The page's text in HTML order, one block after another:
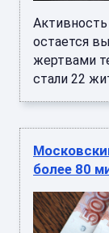
остается
жертвами
стали 22
более 80